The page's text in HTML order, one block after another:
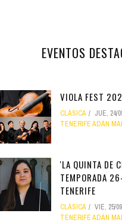
EVENTOS
VIOLA FEST
CLÁSICA JUE, 24/
TENERIFE ADÁN
'LA QUINTA DE
TEMPORADA
TENERIFE
CLÁSICA VIE, 25/
TENERIFE ADÁN